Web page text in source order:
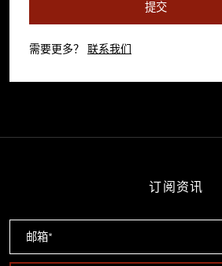
提交
需要更多？ 联系我们
订阅资讯